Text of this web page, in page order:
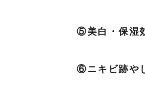
⑤美白・保湿
⑥ニキビ跡や